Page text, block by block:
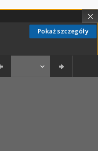
Pokaż szczegóły